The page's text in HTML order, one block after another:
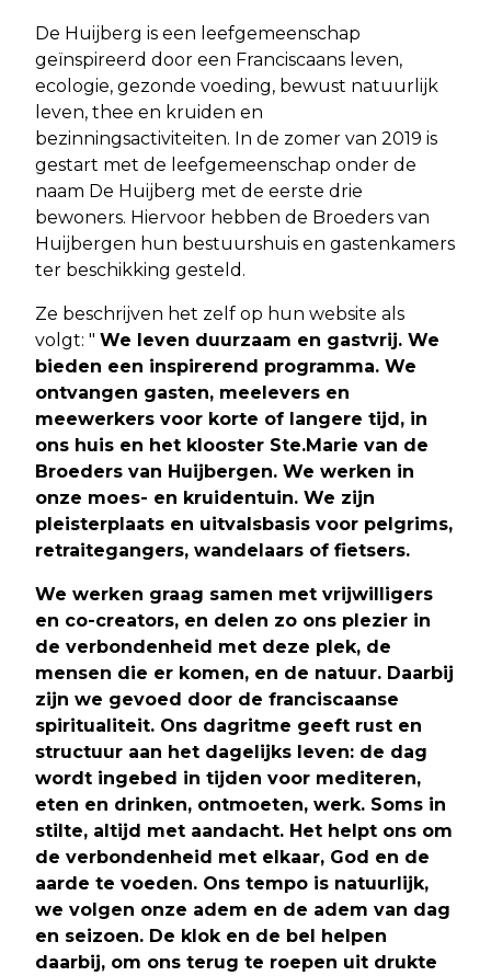
De Huijberg is een leefgemeenschap
geïnspireerd door een Franciscaans leven,
ecologie, gezonde voeding, bewust natuurlijk
leven, thee en kruiden en
bezinningsactiviteiten. In de zomer van 2019 is
gestart met de leefgemeenschap onder de
naam De Huijberg met de eerste drie
bewoners. Hiervoor hebben de Broeders van
Huijbergen hun bestuurshuis en gastenkamers
ter beschikking gesteld.
Ze beschrijven het zelf op hun website als
volgt: " We leven duurzaam en gastvrij. We
bieden een inspirerend programma. We
ontvangen gasten, meelevers en
meewerkers voor korte of langere tijd, in
ons huis en het klooster Ste.Marie van de
Broeders van Huijbergen. We werken in
onze moes- en kruidentuin. We zijn
pleisterplaats en uitvalsbasis voor pelgrims,
retraitegangers, wandelaars of fietsers.
We werken graag samen met vrijwilligers
en co-creators, en delen zo ons plezier in
de verbondenheid met deze plek, de
mensen die er komen, en de natuur. Daarbij
zijn we gevoed door de franciscaanse
spiritualiteit. Ons dagritme geeft rust en
structuur aan het dagelijks leven: de dag
wordt ingebed in tijden voor mediteren,
eten en drinken, ontmoeten, werk. Soms in
stilte, altijd met aandacht. Het helpt ons om
de verbondenheid met elkaar, God en de
aarde te voeden. Ons tempo is natuurlijk,
we volgen onze adem en de adem van dag
en seizoen. De klok en de bel helpen
daarbij, om ons terug te roepen uit drukte